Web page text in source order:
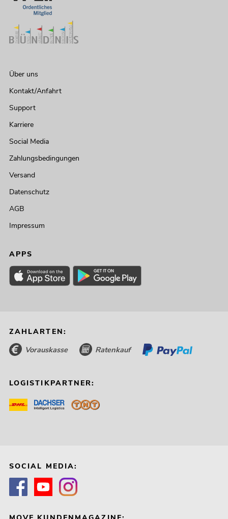
Über uns
Kontakt/Anfahrt
Support
Karriere
Social Media
Zahlungsbedingungen
Versand
Datenschutz
AGB
Impressum
APPS
ZAHLARTEN:
Vorauskasse Ratenkauf
LOGISTIKPARTNER:
SOCIAL MEDIA: